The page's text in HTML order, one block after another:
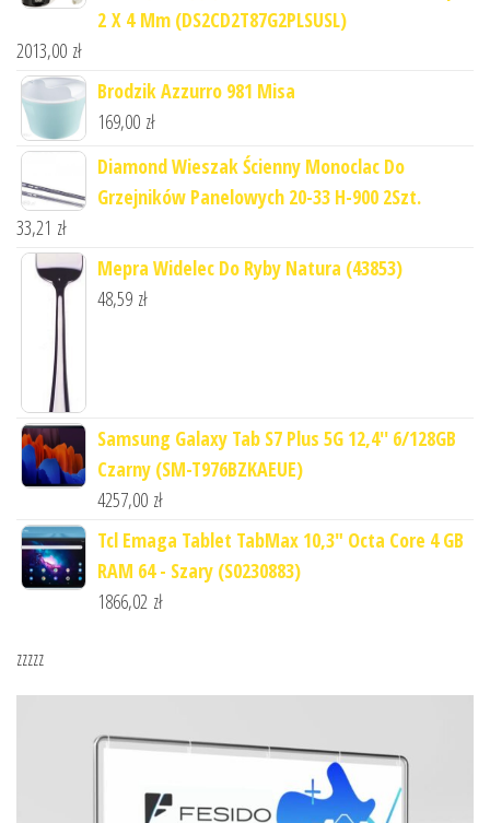
2 X 4 Mm (DS2CD2T87G2PLSUSL)
2013,00 zł
Brodzik Azzurro 981 Misa
169,00 zł
Diamond Wieszak Ścienny Monoclac Do
Grzejników Panelowych 20-33 H-900 2Szt.
33,21 zł
Mepra Widelec Do Ryby Natura (43853)
48,59 zł
Samsung Galaxy Tab S7 Plus 5G 12,4'' 6/128GB
Czarny (SM-T976BZKAEUE)
4257,00 zł
Tcl Emaga Tablet TabMax 10,3" Octa Core 4 GB
RAM 64 - Szary (S0230883)
1866,02 zł
zzzzz